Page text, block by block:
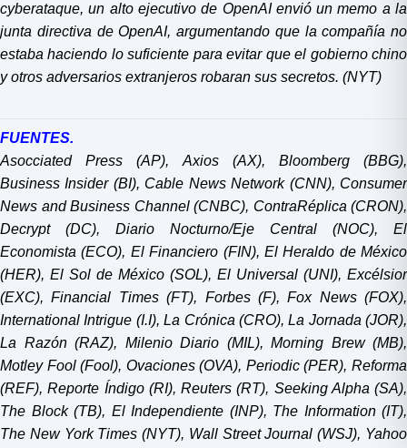
cyberataque, un alto ejecutivo de OpenAI envió un memo a la
junta directiva de OpenAI, argumentando que la compañía no
estaba haciendo lo suficiente para evitar que el gobierno chino
y otros adversarios extranjeros robaran sus secretos. (NYT)
FUENTES.
Asocciated Press (AP), Axios (AX), Bloomberg (BBG),
Business Insider (BI), Cable News Network (CNN), Consumer
News and Business Channel (CNBC), ContraRéplica (CRON),
Decrypt (DC), Diario Nocturno/Eje Central (NOC), El
Economista (ECO), El Financiero (FIN), El Heraldo de México
(HER), El Sol de México (SOL), El Universal (UNI), Excélsior
(EXC), Financial Times (FT), Forbes (F), Fox News (FOX),
International Intrigue (I.I), La Crónica (CRO), La Jornada (JOR),
La Razón (RAZ), Milenio Diario (MIL), Morning Brew (MB),
Motley Fool (Fool), Ovaciones (OVA), Periodic (PER), Reforma
(REF), Reporte Índigo (RI), Reuters (RT), Seeking Alpha (SA),
The Block (TB), El Independiente (INP), The Information (IT),
The New York Times (NYT), Wall Street Journal (WSJ), Yahoo